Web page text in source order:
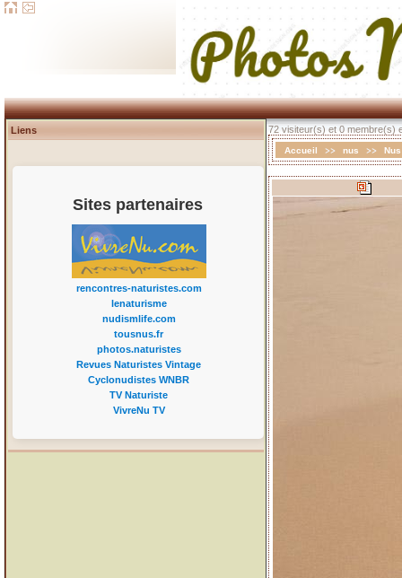
Liens
Sites partenaires
rencontres-naturistes.com
lenaturisme
nudismlife.com
tousnus.fr
photos.naturistes
Revues Naturistes Vintage
Cyclonudistes WNBR
TV Naturiste
VivreNu TV
72 visiteur(s) et 0 membre(s)
Accueil >> nus >>